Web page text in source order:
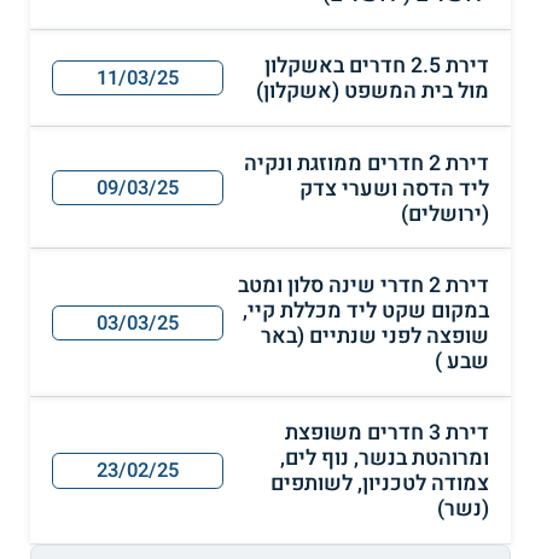
דירת 2.5 חדרים באשקלון
מול בית המשפט (אשקלון)
11/03/25
דירת 2 חדרים ממוזגת ונקיה
ליד הדסה ושערי צדק
(ירושלים)
09/03/25
דירת 2 חדרי שינה סלון ומטב
במקום שקט ליד מכללת קיי,
שופצה לפני שנתיים (באר
שבע )
03/03/25
דירת 3 חדרים משופצת
ומרוהטת בנשר, נוף לים,
צמודה לטכניון, לשותפים
(נשר)
23/02/25